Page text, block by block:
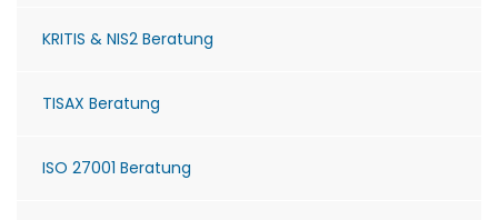
KRITIS & NIS2 Beratung
TISAX Beratung
ISO 27001 Beratung